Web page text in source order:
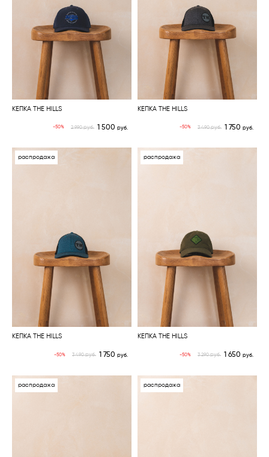
КЕПКА THE HILLS
-50% 2 990руб. 1 500 руб.
КЕПКА THE HILLS
-50% 3 490руб. 1 750руб.
распродажа
КЕПКА THE HILLS
-50% 3 490руб. 1 750 руб.
распродажа
КЕПКА THE HILLS
-50% 3 290руб. 1 650руб.
распродажа распродажа